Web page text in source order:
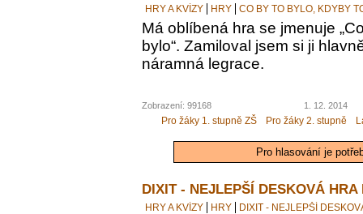
HRY A KVÍZY HRY CO BY TO BYLO, KDYBY
Má oblíbená hra se jmenuje
bylo“. Zamiloval jsem si ji
náramná legrace.
Zobrazení: 99168 1. 12. 2014
Pro žáky 1. stupně ZŠ Pro žáky 2. stupně
Pro hlasování je
DIXIT - NEJLEPŠÍ DESKOVÁ HRA
HRY A KVÍZY HRY DIXIT - NEJLEPŠÍ